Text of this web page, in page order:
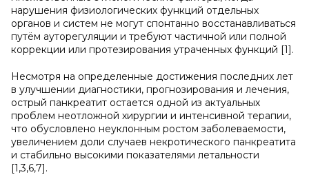
нарушения физиологических функций отдельных
органов и систем не могут спонтанно восстанавливаться
путём ауторегуляции и требуют частичной или полной
коррекции или протезирования утраченных функций [1].
Несмотря на определенные достижения последних лет
в улучшении диагностики, прогнозирования и лечения,
острый панкреатит остается одной из актуальных
проблем неотложной хирургии и интенсивной терапии,
что обусловлено неуклонным ростом заболеваемости,
увеличением доли случаев некротического панкреатита
и стабильно высокими показателями летальности
[1,3,6,7].